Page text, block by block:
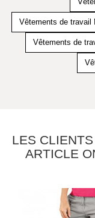
Vêtements de travail
Vêtements de
LES
ARTICLE